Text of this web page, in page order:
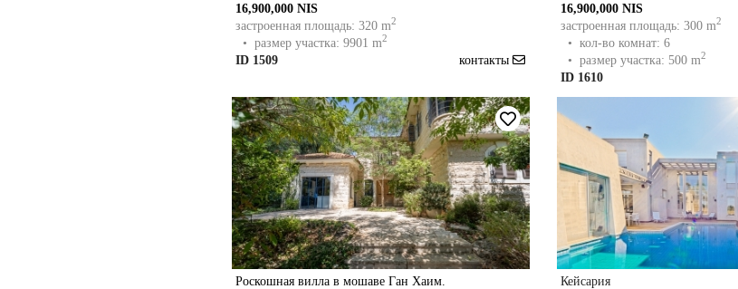
16,900,000 NIS
застроенная площадь: 320 m2
• размер участка: 9901 m2
ID 1509 контакты
16,900,000 NIS
застроенная площадь: 300 m2
• кол-во комнат: 6
• размер участка: 500 m2
ID 1610
Роскошная вилла в мошаве Ган Хаим.
Кейсария